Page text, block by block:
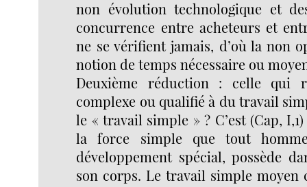
non évolution technologique et
concurrence entre acheteurs et
ne se vérifient jamais, d’où la non
notion de temps nécessaire ou
Deuxième réduction : celle qui
complexe ou qualifié à du travail
le « travail simple » ? C’est (Cap,
la force simple que tout
développement spécial, possède
son corps. Le travail simple moyen